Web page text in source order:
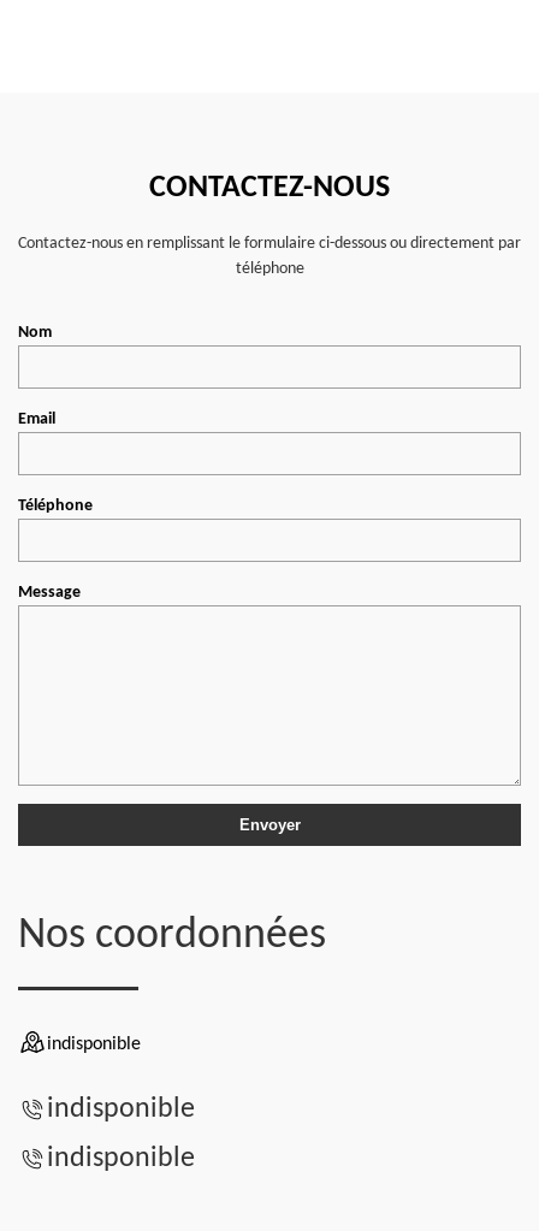
CONTACTEZ-NOUS
Contactez-nous en remplissant le formulaire ci-dessous ou directement par
téléphone
Nom
Email
Téléphone
Message
Nos coordonnées
indisponible
indisponible
indisponible